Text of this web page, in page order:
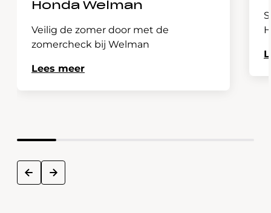
Honda Welman
Veilig de zomer door met de
zomercheck bij Welman
Lees meer
prev next